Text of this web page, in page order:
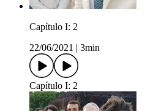
Capítulo I: 2
22/06/2021
3min
Capítulo I: 2